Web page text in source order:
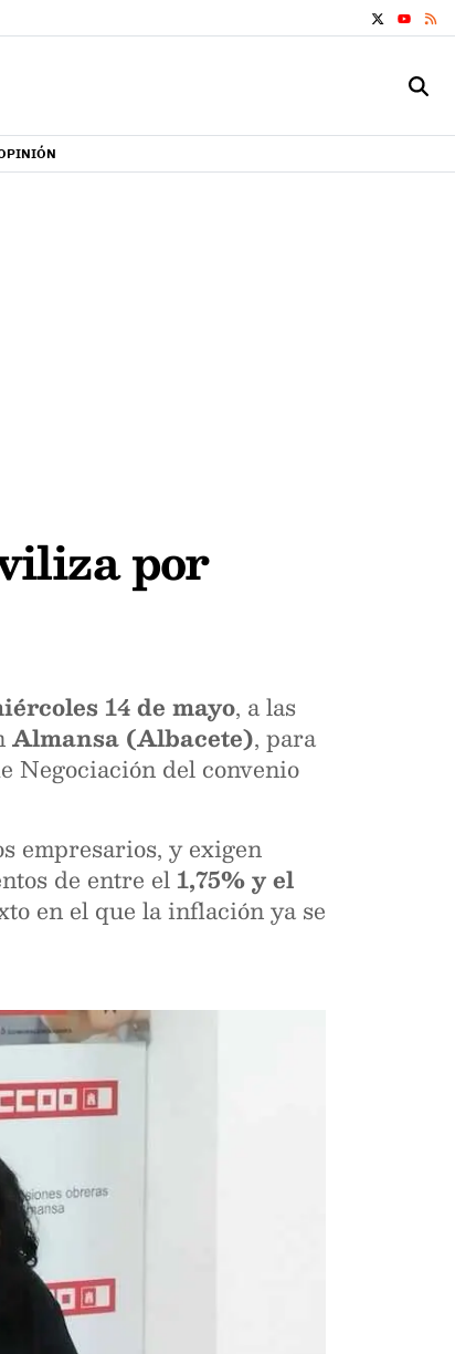
YOUTUBE
por
14 de mayo, a las
Almansa (Albacete), para
Negociación del convenio
empresarios, y exigen
de entre el 1,75% y el
en el que la inflación ya se